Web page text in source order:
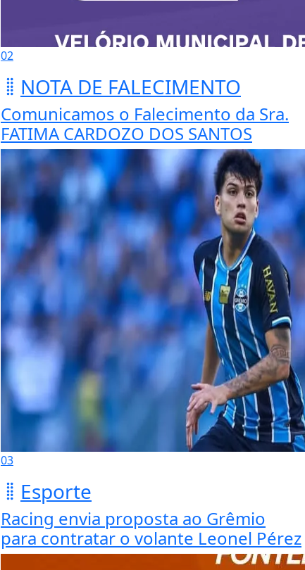
02
NOTA DE FALECIMENTO
Comunicamos o Falecimento da Sra.
FATIMA CARDOZO DOS SANTOS
03
Esporte
Racing envia proposta ao Grêmio
para contratar o volante Leonel Pérez